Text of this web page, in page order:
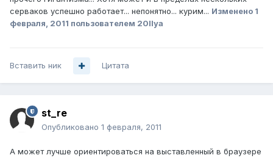
серваков успешно работает... непонятно... курим... Изменено 1
февраля, 2011 пользователем 20Ilya
Вставить ник Цитата
st_re
Опубликовано 1 февраля, 2011
А может лучше ориентироваться на выставленный в браузере